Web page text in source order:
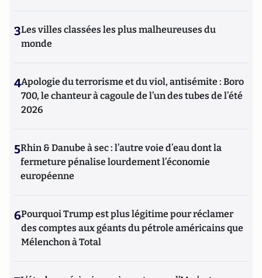
3Les villes classées les plus malheureuses du
monde
4Apologie du terrorisme et du viol, antisémite : Boro
700, le chanteur à cagoule de l’un des tubes de l’été
2026
5Rhin & Danube à sec : l’autre voie d’eau dont la
fermeture pénalise lourdement l’économie
européenne
6Pourquoi Trump est plus légitime pour réclamer
des comptes aux géants du pétrole américains que
Mélenchon à Total